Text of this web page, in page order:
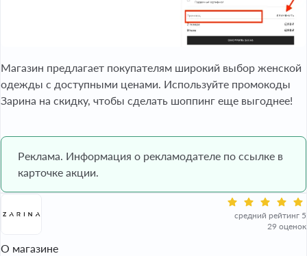
Магазин предлагает покупателям широкий выбор женской
одежды с доступными ценами. Используйте промокоды
Зарина на скидку, чтобы сделать шоппинг еще выгоднее!
Реклама. Информация о рекламодателе по ссылке в
карточке акции.
средний рейтинг 5
29 оценок
О магазине